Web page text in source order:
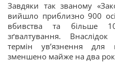
Завдяки так званому
вийшло приблизно 900
вбивства та більше
зґвалтування. Внаслідок
термін ув’язнення
зменшено майже на два